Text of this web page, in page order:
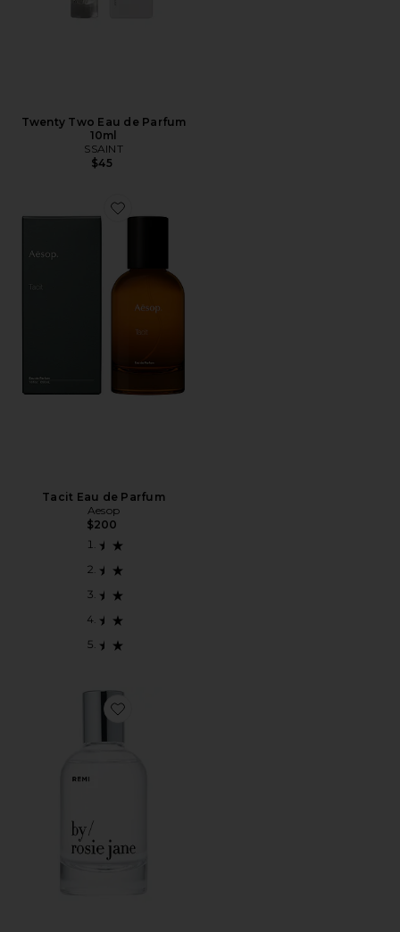
Twenty Two Eau de Parfum
10ml
SSAINT
$45
Favorite Tacit Eau de Parfum
Tacit Eau de Parfum
Aesop
$200
Favorite REMI Eau De Parfum